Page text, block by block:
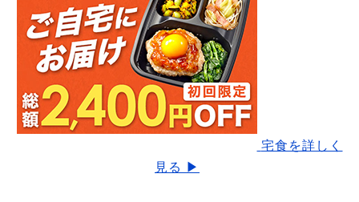
宅食を詳しく
見る ▶